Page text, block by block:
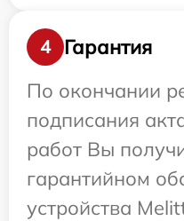
4
Гарантия
По окончании
подписания
работ Вы
гарантийном
устройства